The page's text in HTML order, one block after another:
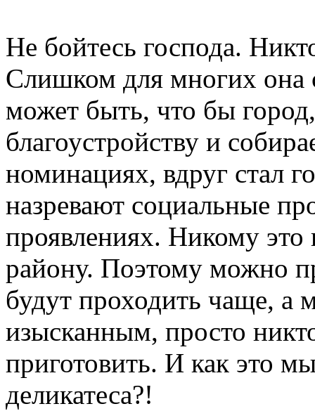
Не бойтесь господа.
Слишком для многих она
может быть, что бы
благоустройству и
номинациях, вдруг стал
назревают социальные
проявлениях. Никому
району. Поэтому можно
будут проходить чаще, а
изысканным, просто
приготовить. И как это
деликатеса?!